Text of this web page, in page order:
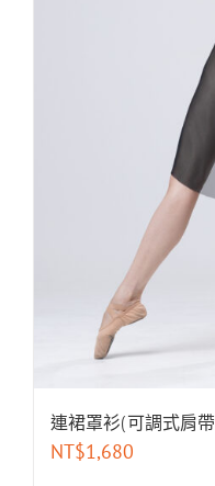
連裙罩衫(可調式肩
NT$1,680